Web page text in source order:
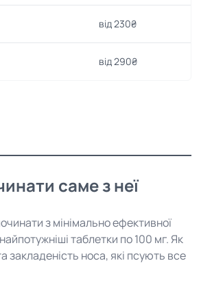
від 230₴
від 290₴
саме з неї
з мінімально ефективної
таблетки по 100 мг. Як
закладеність носа, які псують все